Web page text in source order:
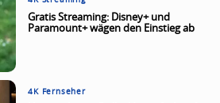
Gratis Streaming: Disney+ und
Paramount+ wägen den Einstieg ab
4K Fernseher